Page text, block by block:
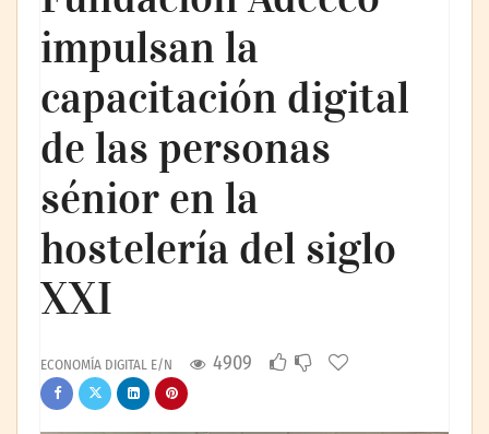
impulsan la
capacitación digital
de las personas
sénior en la
hostelería del siglo
XXI
ECONOMÍA DIGITAL E/N 4909